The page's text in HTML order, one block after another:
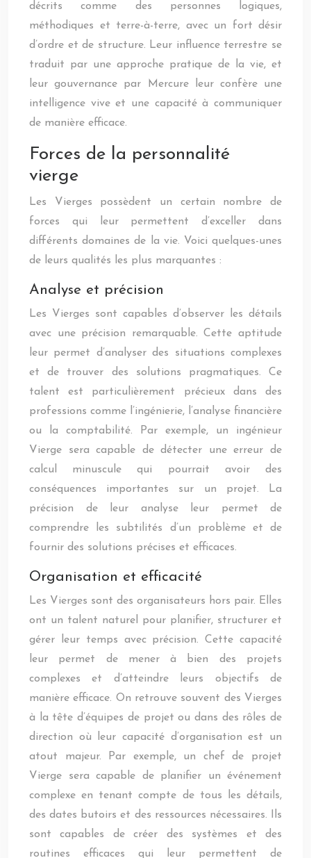
décrits comme des personnes logiques,
méthodiques et terre-à-terre, avec un fort désir
d’ordre et de structure. Leur influence terrestre se
traduit par une approche pratique de la vie, et
leur gouvernance par Mercure leur confère une
intelligence vive et une capacité à communiquer
de manière efficace.
Forces de la personnalité
vierge
Les Vierges possèdent un certain nombre de
forces qui leur permettent d’exceller dans
différents domaines de la vie. Voici quelques-unes
de leurs qualités les plus marquantes :
Analyse et précision
Les Vierges sont capables d’observer les détails
avec une précision remarquable. Cette aptitude
leur permet d’analyser des situations complexes
et de trouver des solutions pragmatiques. Ce
talent est particulièrement précieux dans des
professions comme l’ingénierie, l’analyse financière
ou la comptabilité. Par exemple, un ingénieur
Vierge sera capable de détecter une erreur de
calcul minuscule qui pourrait avoir des
conséquences importantes sur un projet. La
précision de leur analyse leur permet de
comprendre les subtilités d’un problème et de
fournir des solutions précises et efficaces.
Organisation et efficacité
Les Vierges sont des organisateurs hors pair. Elles
ont un talent naturel pour planifier, structurer et
gérer leur temps avec précision. Cette capacité
leur permet de mener à bien des projets
complexes et d’atteindre leurs objectifs de
manière efficace. On retrouve souvent des Vierges
à la tête d’équipes de projet ou dans des rôles de
direction où leur capacité d’organisation est un
atout majeur. Par exemple, un chef de projet
Vierge sera capable de planifier un événement
complexe en tenant compte de tous les détails,
des dates butoirs et des ressources nécessaires. Ils
sont capables de créer des systèmes et des
routines efficaces qui leur permettent de